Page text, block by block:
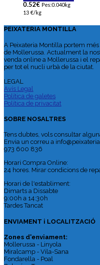
0.52€ Pes:0.040kg
13 €/kg
PEIXATERIA MONTILLA
A Peixateria Montilla portem
de Mollerussa. Actualment la
venda online a Mollerussa i el
per tot el nucli urbà de la ciutat.
LEGAL
Avís Legal
Política de galetes
Política de privacitat
SOBRE NOSALTRES
Tens dubtes, vols consultar
Envia un correu a
973 600 836
Horari Compra Online:
24 hores. Mirar condicions de
Horari de l'establiment:
Dimarts a Dissabte
9:00h a 14:30h
Tardes Tancat
ENVIAMENT i LOCALITZACIÓ
Zones d'enviament:
Mollerussa - Linyola
Miralcamp - Vila-Sana
Fondarella - Poal